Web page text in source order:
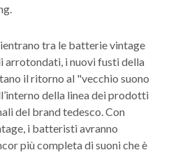
tra le batterie vintage
arrotondati, i nuovi fusti della
il ritorno al "vecchio suono
della linea dei prodotti
del brand tedesco. Con
i batteristi avranno
più completa di suoni che è